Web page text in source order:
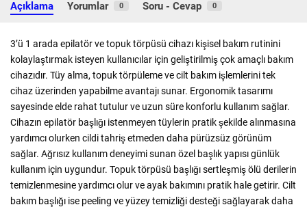
Açıklama Yorumlar 0 Soru - Cevap 0
3’ü 1 arada epilatör ve topuk törpüsü cihazı kişisel bakım rutinini
kolaylaştırmak isteyen kullanıcılar için geliştirilmiş çok amaçlı bakım
cihazıdır. Tüy alma, topuk törpüleme ve cilt bakım işlemlerini tek
cihaz üzerinden yapabilme avantajı sunar. Ergonomik tasarımı
sayesinde elde rahat tutulur ve uzun süre konforlu kullanım sağlar.
Cihazın epilatör başlığı istenmeyen tüylerin pratik şekilde alınmasına
yardımcı olurken cildi tahriş etmeden daha pürüzsüz görünüm
sağlar. Ağrısız kullanım deneyimi sunan özel başlık yapısı günlük
kullanım için uygundur. Topuk törpüsü başlığı sertleşmiş ölü derilerin
temizlenmesine yardımcı olur ve ayak bakımını pratik hale getirir. Cilt
bakım başlığı ise peeling ve yüzey temizliği desteği sağlayarak daha